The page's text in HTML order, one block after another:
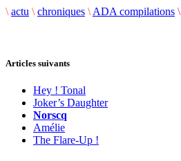
\ actu \ chroniques \ ADA compilations \
Articles suivants
Hey ! Tonal
Joker’s Daughter
Norscq
Amélie
The Flare-Up !